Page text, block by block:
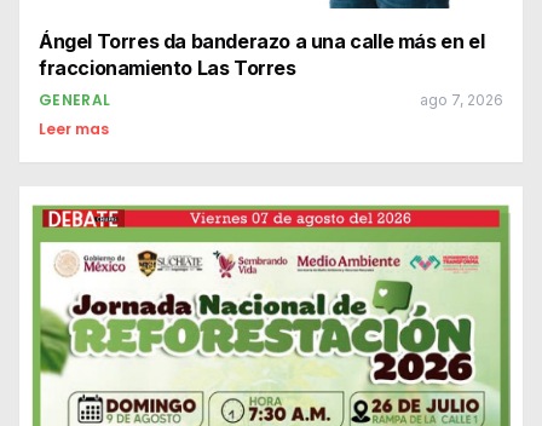
Ángel Torres da banderazo a una calle más en el
fraccionamiento Las Torres
GENERAL ago 7, 2026
Leer mas